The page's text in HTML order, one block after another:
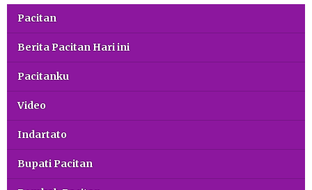
Pacitan
Berita Pacitan Hari ini
Pacitanku
Video
Indartato
Bupati Pacitan